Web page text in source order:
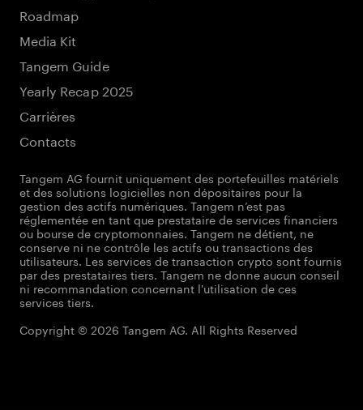
Roadmap
Media Kit
Tangem Guide
Yearly Recap 2025
Carrières
Contacts
Tangem AG fournit uniquement des portefeuilles matériels
et des solutions logicielles non dépositaires pour la
gestion des actifs numériques. Tangem n’est pas
réglementée en tant que prestataire de services financiers
ou bourse de cryptomonnaies. Tangem ne détient, ne
conserve ni ne contrôle les actifs ou transactions des
utilisateurs. Les services de transaction crypto sont fournis
par des prestataires tiers. Tangem ne donne aucun conseil
ni recommandation concernant l'utilisation de ces
services tiers.